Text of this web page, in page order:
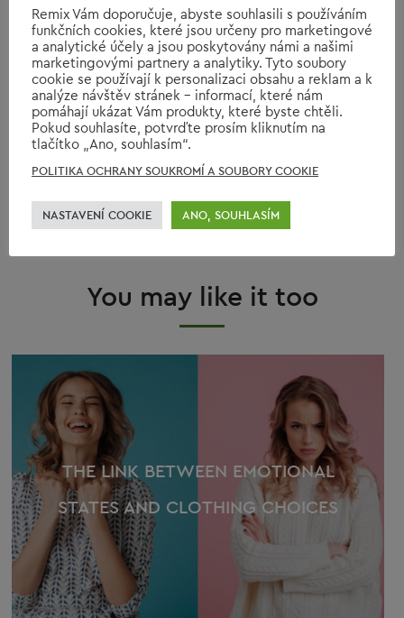
SCREEN ACTORS GUILD AWARDS SHOES SPRING 2018 STYLE
SUMMER SUSTAINABILITY SUSTAINABLE FASHION
WINTER FASHION
You may like it too
THE LINK BETWEEN EMOTIONAL
STATES AND CLOTHING CHOICES
Remix Vám doporučuje, abyste souhlasili s používáním
funkčních cookies, které jsou určeny pro marketingové
a analytické účely a jsou poskytovány námi a našimi
marketingovými partnery a analytiky. Tyto soubory
cookie se používají k personalizaci obsahu a reklam a k
analýze návštěv stránek - informací, které nám
pomáhají ukázat Vám produkty, které byste chtěli.
Pokud souhlasíte, potvrďte prosím kliknutím na
tlačítko „Ano, souhlasím“.
POLITIKA OCHRANY SOUKROMÍ A SOUBORY COOKIE
NASTAVENÍ COOKIE ANO, SOUHLASÍM